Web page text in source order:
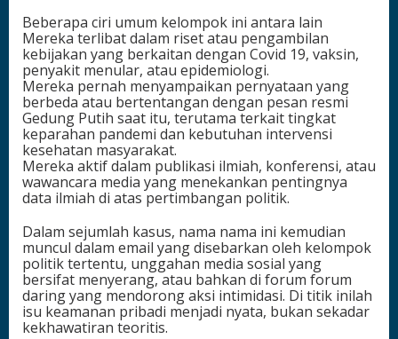
Beberapa ciri umum kelompok ini antara lain
Mereka terlibat dalam riset atau pengambilan
kebijakan yang berkaitan dengan Covid 19, vaksin,
penyakit menular, atau epidemiologi.
Mereka pernah menyampaikan pernyataan yang
berbeda atau bertentangan dengan pesan resmi
Gedung Putih saat itu, terutama terkait tingkat
keparahan pandemi dan kebutuhan intervensi
kesehatan masyarakat.
Mereka aktif dalam publikasi ilmiah, konferensi, atau
wawancara media yang menekankan pentingnya
data ilmiah di atas pertimbangan politik.
Dalam sejumlah kasus, nama nama ini kemudian
muncul dalam email yang disebarkan oleh kelompok
politik tertentu, unggahan media sosial yang
bersifat menyerang, atau bahkan di forum forum
daring yang mendorong aksi intimidasi. Di titik inilah
isu keamanan pribadi menjadi nyata, bukan sekadar
kekhawatiran teoritis.